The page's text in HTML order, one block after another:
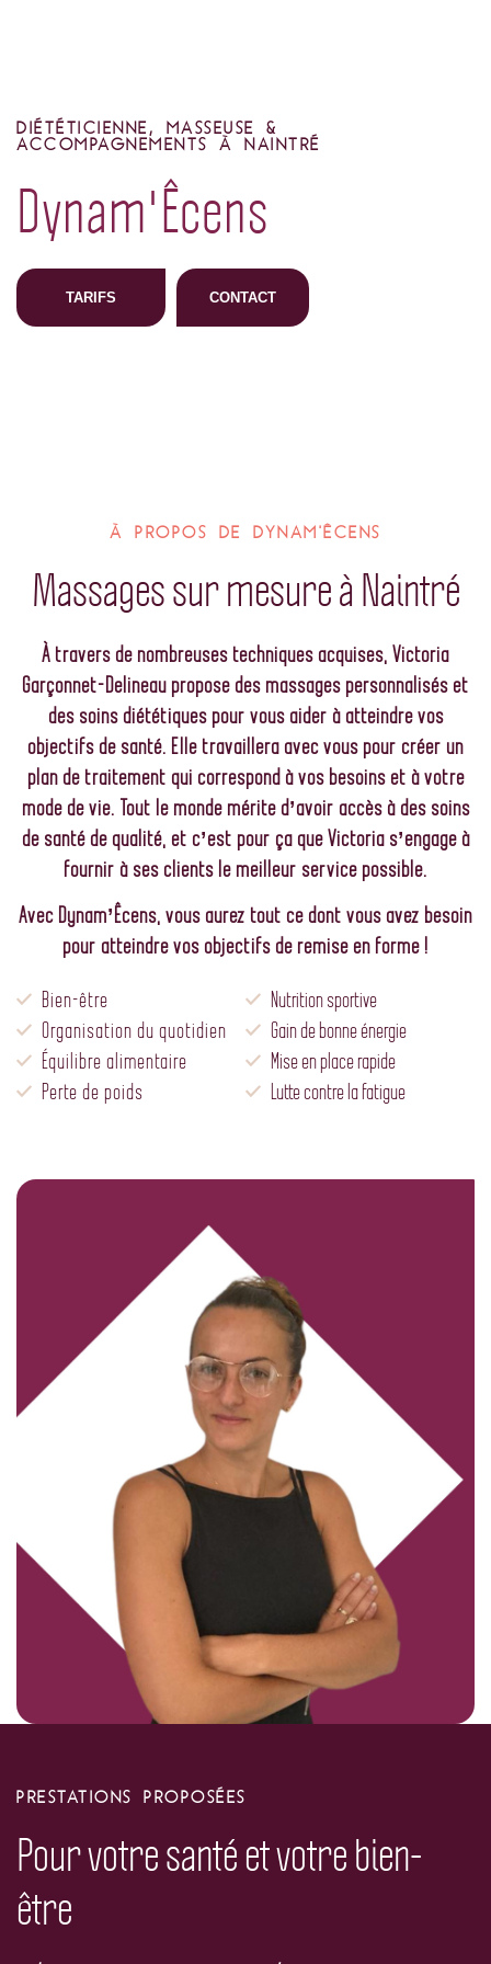
DIÉTÉTICIENNE, MASSEUSE &
ACCOMPAGNEMENTS À NAINTRÉ
Dynam'Êcens
TARIFS CONTACT
À PROPOS DE DYNAM'ÊCENS
Massages sur mesure à Naintré
À travers de nombreuses techniques acquises, Victoria
Garçonnet-Delineau propose des massages personnalisés et
des soins diététiques pour vous aider à atteindre vos
objectifs de santé. Elle travaillera avec vous pour créer un
plan de traitement qui correspond à vos besoins et à votre
mode de vie. Tout le monde mérite d’avoir accès à des soins
de santé de qualité, et c’est pour ça que Victoria s’engage à
fournir à ses clients le meilleur service possible.
Avec Dynam’Êcens, vous aurez tout ce dont vous avez besoin
pour atteindre vos objectifs de remise en forme !
Bien-être
Organisation du quotidien
Équilibre alimentaire
Perte de poids
Nutrition sportive
Gain de bonne énergie
Mise en place rapide
Lutte contre la fatigue
PRESTATIONS PROPOSÉES
Pour votre santé et votre bien-
être